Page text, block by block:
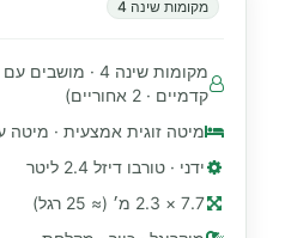
מקומות שינה 4
קדמיים · 2 אחוריים)
מיטה זוגית אמצעית · מיטה
ידני · טורבו דיזל 2.4 ליטר
7.7 × 2.3 מ׳ (≈ 25 רגל)